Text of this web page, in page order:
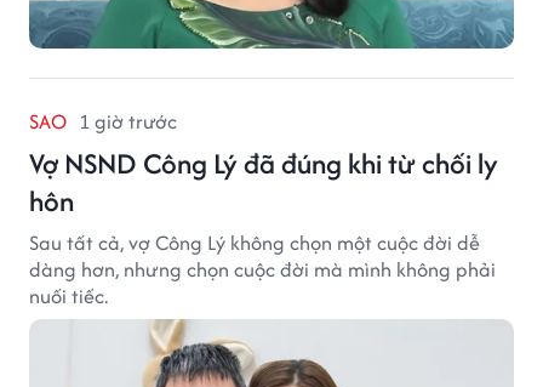
SAO 1 giờ trước
Vợ NSND Công Lý đã đúng khi từ chối ly
hôn
Sau tất cả, vợ Công Lý không chọn một cuộc đời dễ
dàng hơn, nhưng chọn cuộc đời mà mình không phải
nuối tiếc.